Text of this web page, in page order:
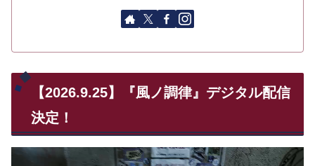
【2026.9.25】『風ノ調律』デジタル配信
決定！